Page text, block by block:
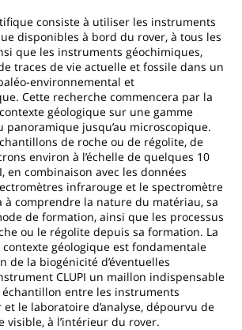
consiste à utiliser les instruments
disponibles à bord du rover, à tous les
que les instruments géochimiques,
traces de vie actuelle et fossile dans un
environnemental et
Cette recherche commencera par la
géologique sur une gamme
panoramique jusqu’au microscopique.
de roche ou de régolite, de
environ à l’échelle de quelques 10
en combinaison avec les données
infrarouge et le spectromètre
à comprendre la nature du matériau, sa
de formation, ainsi que les processus
ou le régolite depuis sa formation. La
géologique est fondamentale
de la biogénicité d’éventuelles
CLUPI un maillon indispensable
échantillon entre les instruments
le laboratoire d’analyse, dépourvu de
visible, à l’intérieur du rover.